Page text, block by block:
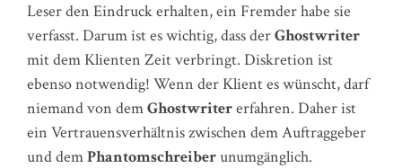
Leser den Eindruck erhalten, ein Fremder habe sie
verfasst. Darum ist es wichtig, dass derGhostwriter
mit dem Klienten Zeit verbringt. Diskretion ist
ebenso notwendig! Wenn der Klient es wünscht, darf
niemand von demGhostwritererfahren. Daher ist
ein Vertrauensverhältnis zwischen dem Auftraggeber
und demPhantomschreiberunumgänglich.